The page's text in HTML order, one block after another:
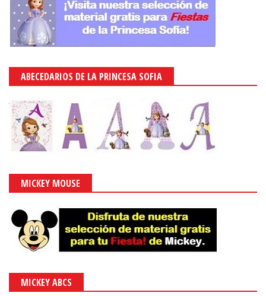
ABECEDARIOS DE LA PRINCESA SOFIA
MICKEY MOUSE
MICKEY ABCS